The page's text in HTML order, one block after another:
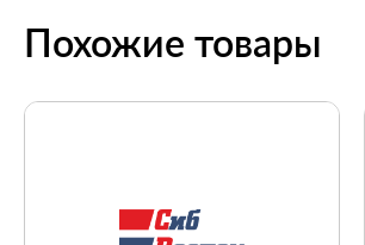
Похожие товары